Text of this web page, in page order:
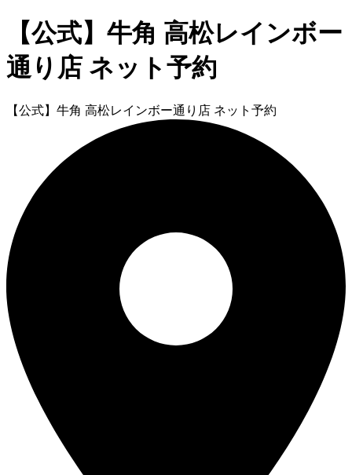
【公式】牛角 高松レインボー
通り店 ネット予約
【公式】牛角 高松レインボー通り店 ネット予約